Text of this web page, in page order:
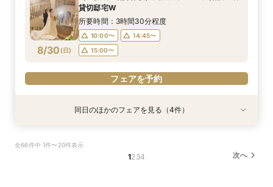
8/29(土)
10:00〜
15:00〜
フェアを予約
8/29(土)
10:00〜
15:00〜
フェアを予約
8/29(土)
10:00〜
15:00〜
フェアを予約
8/30 (日)
貸切邸宅W
所要時間：3時間30分程度
10:00〜
14:45〜
15:00〜
フェアを予約
放テラス
特典あり
質貸切邸宅W
切×憧れ花嫁ALL体験
W
同日のほかのフェアを見る（4件）
全66件中 1件〜20件表示
1234 次へ